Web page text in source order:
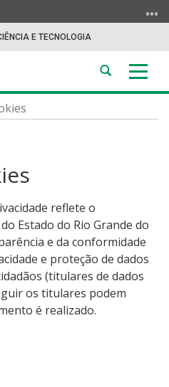
E TECNOLOGIA
a
Abrir
a
reflete o
Estado do Rio Grande do
e da conformidade
e proteção de dados
(titulares de dados
os titulares podem
é realizado.